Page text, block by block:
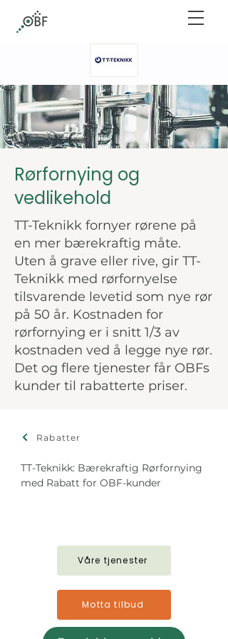
Rørfornying og
vedlikehold
TT-Teknikk fornyer rørene på
en mer bærekraftig måte.
Uten å grave eller rive, gir TT-
Teknikk med rørfornyelse
tilsvarende levetid som nye rør
på 50 år. Kostnaden for
rørfornying er i snitt 1/3 av
kostnaden ved å legge nye rør.
Det og flere tjenester får OBFs
kunder til rabatterte priser.
Rabatter
TT-Teknikk: Bærekraftig Rørfornying
med Rabatt for OBF-kunder
Våre tjenester
Motta tilbud